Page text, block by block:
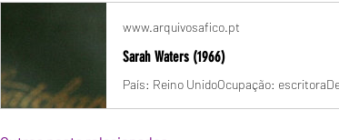
www.arquivosafico.pt
Sarah Waters (1966)